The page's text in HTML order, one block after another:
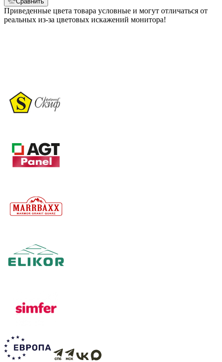
Приведенные цвета товара условные и могут отличаться от
реальных из-за цветовых искажений монитора!